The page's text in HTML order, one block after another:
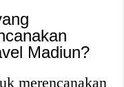
Madiun?
merencanakan